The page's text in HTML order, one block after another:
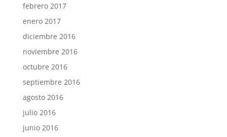
febrero 2017
enero 2017
diciembre 2016
noviembre 2016
octubre 2016
septiembre 2016
agosto 2016
julio 2016
junio 2016